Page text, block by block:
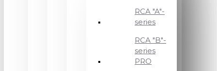
RCA "A"-
series
RCA "B"-
series
PRO